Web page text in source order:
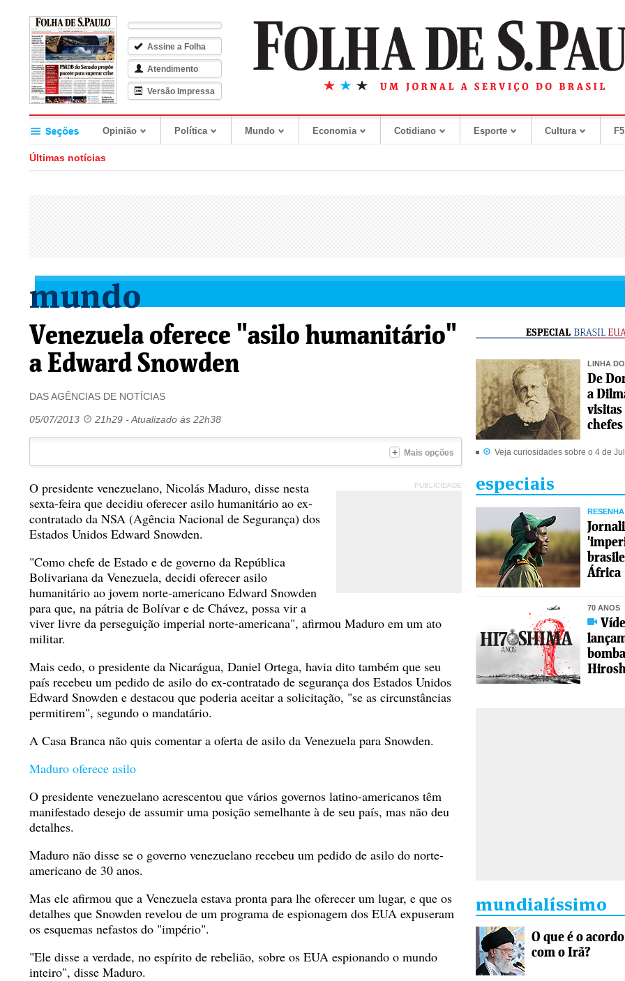
conteúdo
principal
Assine a Folha
Atendimento
Versão Impressa
Opinião Política Mundo Economia Cotidiano Esporte Cultura F5
Últimas notícias
mundo
Venezuela oferece "asilo humanitário"
a Edward Snowden
DAS AGÊNCIAS DE NOTÍCIAS
05/07/2013 21h29 - Atualizado às 22h38
Mais opções
PUBLICIDADE
O presidente venezuelano, Nicolás Maduro, disse nesta
sexta-feira que decidiu oferecer asilo humanitário ao ex-
contratado da NSA (Agência Nacional de Segurança) dos
Estados Unidos Edward Snowden.
"Como chefe de Estado e de governo da República
Bolivariana da Venezuela, decidi oferecer asilo
humanitário ao jovem norte-americano Edward Snowden
para que, na pátria de Bolívar e de Chávez, possa vir a
viver livre da perseguição imperial norte-americana", afirmou Maduro em um ato
militar.
Mais cedo, o presidente da Nicarágua, Daniel Ortega, havia dito também que seu
país recebeu um pedido de asilo do ex-contratado de segurança dos Estados Unidos
Edward Snowden e destacou que poderia aceitar a solicitação, "se as circunstâncias
permitirem", segundo o mandatário.
A Casa Branca não quis comentar a oferta de asilo da Venezuela para Snowden.
Maduro oferece asilo
O presidente venezuelano acrescentou que vários governos latino-americanos têm
manifestado desejo de assumir uma posição semelhante à de seu país, mas não deu
detalhes.
Maduro não disse se o governo venezuelano recebeu um pedido de asilo do norte-
americano de 30 anos.
Mas ele afirmou que a Venezuela estava pronta para lhe oferecer um lugar, e que os
detalhes que Snowden revelou de um programa de espionagem dos EUA expuseram
os esquemas nefastos do "império".
"Ele disse a verdade, no espírito de rebelião, sobre os EUA espionando o mundo
inteiro", disse Maduro.
LINHA
De
a
visitas
Veja curiosidades sobre o 4 de
especiais
África
70 ANOS
mundialíssimo
O que é o
com o Irã?